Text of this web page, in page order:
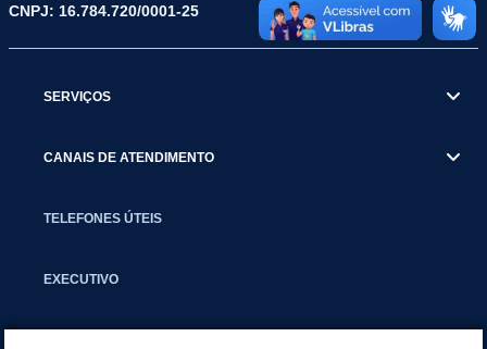
CNPJ: 16.784.720/0001-25
SERVIÇOS
CANAIS DE ATENDIMENTO
TELEFONES ÚTEIS
EXECUTIVO